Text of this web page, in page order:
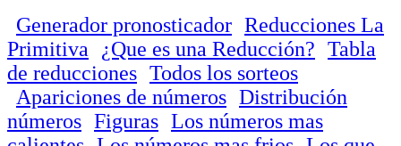
Generador pronosticador Reducciones La
Primitiva
¿Que es una Reducción? Tabla
de reducciones Todos los sorteos
Apariciones de números Distribución
números Figuras Los números mas